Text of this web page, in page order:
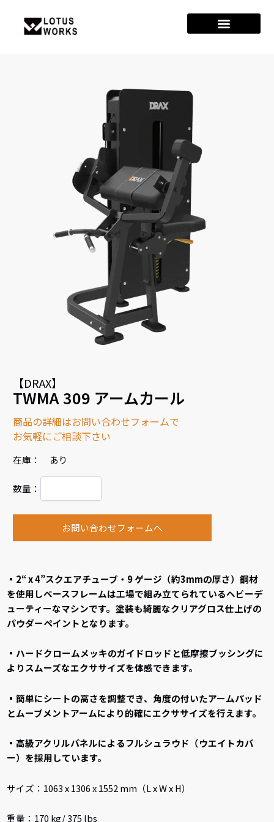
【DRAX】
TWMA 309 アームカール
商品の詳細はお問い合わせフォームで
お気軽にご相談下さい
在庫： あり
数量：
お問い合わせフォームへ
▪2“ x 4”スクエアチューブ・9 ゲージ（約3mmの厚さ）鋼材
を使用しベースフレームは工場で組み立てられているヘビーデ
ューティーなマシンです。塗装も綺麗なクリアグロス仕上げの
パウダーペイントとなります。
▪ハードクロームメッキのガイドロッドと低摩擦ブッシングに
よりスムーズなエクササイズを体感できます。
▪簡単にシートの高さを調整でき、角度の付いたアームパッド
とムーブメントアームにより的確にエクササイズを行えます。
▪高級アクリルパネルによるフルシュラウド（ウエイトカバ
ー）を採用しています。
サイズ：1063 x 1306 x 1552 mm（L x W x H）
重量：170 kg/ 375 lbs